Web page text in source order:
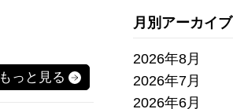
もっと見る
月別アーカイブ
2026年8月
2026年7月
2026年6月